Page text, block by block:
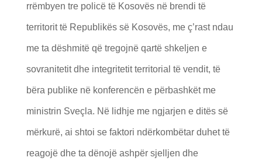
rrëmbyen tre policë të Kosovës në brendi të
territorit të Republikës së Kosovës, me ç’rast ndau
me ta dëshmitë që tregojnë qartë shkeljen e
sovranitetit dhe integritetit territorial të vendit, të
bëra publike në konferencën e përbashkët me
ministrin Sveçla. Në lidhje me ngjarjen e ditës së
mërkurë, ai shtoi se faktori ndërkombëtar duhet të
reagojë dhe ta dënojë ashpër sjelljen dhe